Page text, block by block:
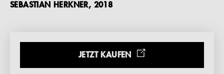
DE
SEBASTIAN HERKNER, 2018
JETZT KAUFEN